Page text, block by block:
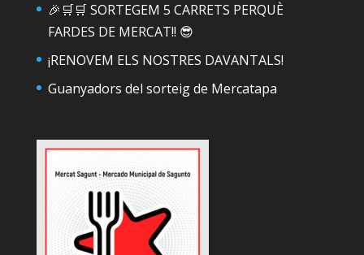
🎉🛒🛒 SORTEGEM 5 CARRETS PERQUÈ
FARDES DE MERCAT!! 😎
¡RENOVEM ELS NOSTRES DAVANTALS!
Guanyadors del sorteig de Mercatapa